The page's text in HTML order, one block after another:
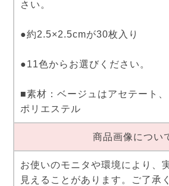
さい。
●約2.5×2.5cmが30枚入り
●11色からお選びください。
■素材：ベージュはアセテート
ポリエステル
商品画像につい
お使いのモニタや環境により、
見えることがあります。ご了承